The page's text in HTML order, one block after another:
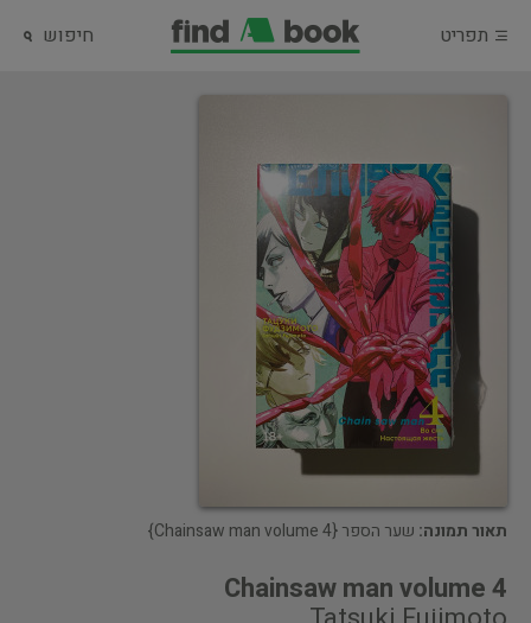
תפריט חיפוש
תאור תמונה: שער הספר {Chainsaw man volume 4}
Chainsaw man volume 4